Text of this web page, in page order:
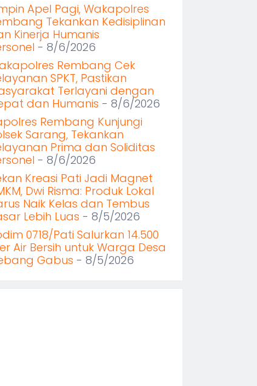
Apel Pagi, Wakapolres
Tekankan Kedisiplinan
Kinerja Humanis
- 8/6/2026
Rembang Cek
SPKT, Pastikan
Terlayani dengan
dan Humanis - 8/6/2026
Rembang Kunjungi
Sarang, Tekankan
Prima dan Soliditas
- 8/6/2026
Kreasi Pati Jadi Magnet
Dwi Risma: Produk Lokal
Naik Kelas dan Tembus
Lebih Luas - 8/5/2026
0718/Pati Salurkan 14.500
Air Bersih untuk Warga Desa
Gabus - 8/5/2026